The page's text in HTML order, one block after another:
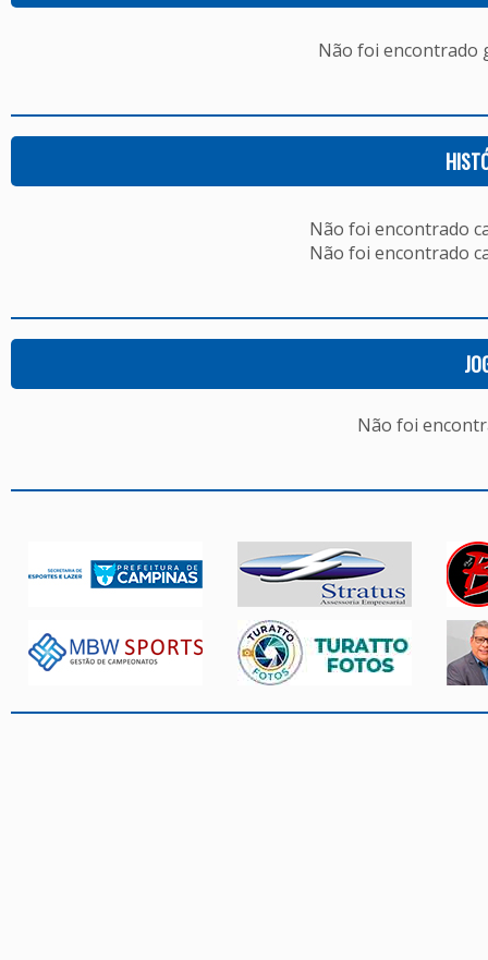
Não foi encontrado
Não foi encontrado
Não foi encontrado
Não foi